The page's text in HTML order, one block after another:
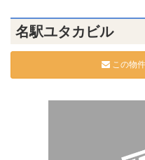
名駅ユタカビル
この物